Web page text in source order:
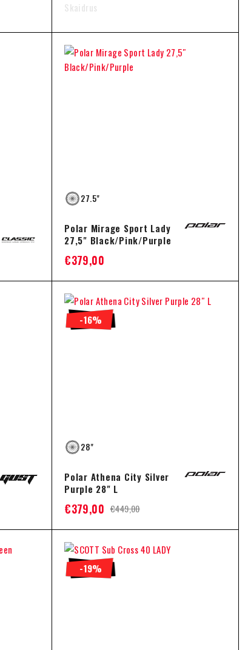
Skaidrus
27.5"
Polar Mirage Sport Lady
27,5" Black/Pink/Purple
€379,00
-16%
28"
Polar Athena City Silver
Purple 28" L
€449,00
€379,00
-19%